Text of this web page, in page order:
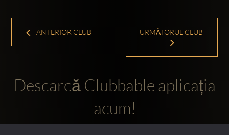
ANTERIOR CLUB URMĂTORUL CLUB
Descarcă Clubbable aplicația
acum!